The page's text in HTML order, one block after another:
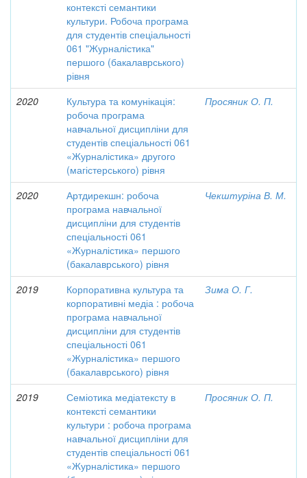
контексті семантики
культури. Робоча програма
для студентів спеціальності
061 "Журналістика"
першого (бакалаврського)
рівня
2020
Культура та комунікація:
робоча програма
навчальної дисципліни для
студентів спеціальності 061
«Журналістика» другого
(магістерського) рівня
Просяник О. П.
2020
Артдирекшн: робоча
програма навчальної
дисципліни для студентів
спеціальності 061
«Журналістика» першого
(бакалаврського) рівня
Чекштуріна В. М.
2019
Корпоративна культура та
корпоративні медіа : робоча
програма навчальної
дисципліни для студентів
спеціальності 061
«Журналістика» першого
(бакалаврського) рівня
Зима О. Г.
2019
Семіотика медіатексту в
контексті семантики
культури : робоча програма
навчальної дисципліни для
студентів спеціальності 061
«Журналістика» першого
Просяник О. П.